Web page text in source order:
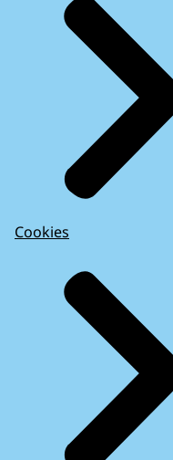
Cookies